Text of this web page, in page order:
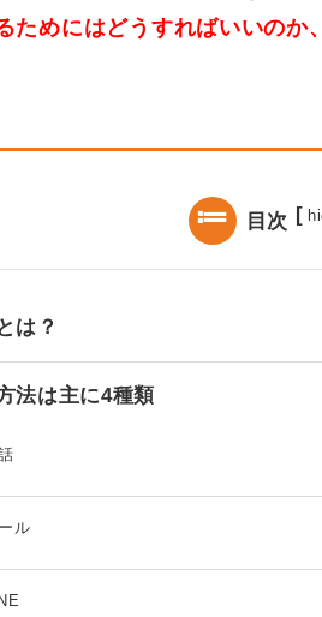
ためにはどうすればいいのか、
目次 [
は？
法は主に4種類
ル